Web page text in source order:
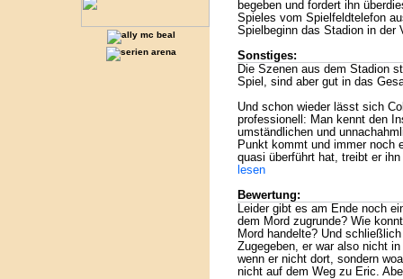
begeben und fordert ihn
Spieles vom Spielfeldtelefon
Spielbeginn das Stadion in der
Sonstiges:
Die Szenen aus dem Stadion
Spiel, sind aber gut in das
Und schon wieder lässt sich
professionell: Man kennt den
umständlichen und
Punkt kommt und immer noch
quasi überführt hat, treibt er
lesen
Bewertung:
Leider gibt es am Ende noch
dem Mord zugrunde? Wie
Mord handelte? Und
Zugegeben, er war also nicht
wenn er nicht dort, sondern
nicht auf dem Weg zu Eric.